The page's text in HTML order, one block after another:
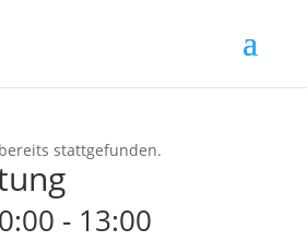
stattgefunden.
- 13:00